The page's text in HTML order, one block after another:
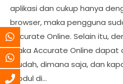
aplikasi dan cukup hanya
browser, maka pengguna
Accurate Online. Selain itu,
maka Accurate Online dapat
mudah, dimana saja, dan
modul di…